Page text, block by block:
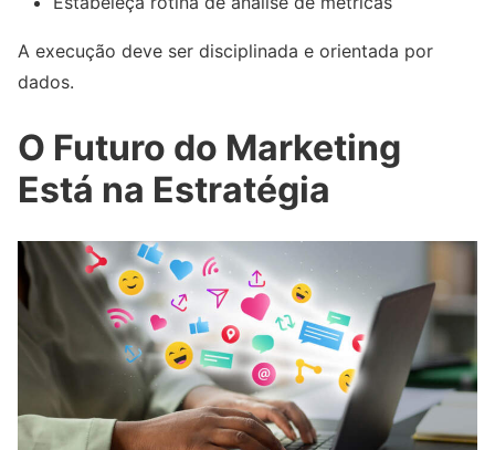
A execução deve ser disciplinada e orientada por
dados.
O Futuro do Marketing
Está na Estratégia